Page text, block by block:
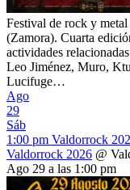
Festival de rock y
(Zamora). Cuarta
actividades
Leo Jiménez, Muro,
Lucifuge…
Ago
29
Sáb
1:00 pm Valdorrock
Valdorrock 2026 @
Ago 29 a las 1:00 pm